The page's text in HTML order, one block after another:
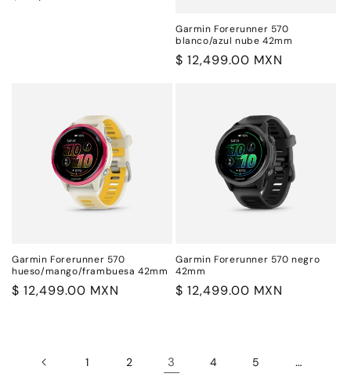
Garmin Forerunner 570
blanco/azul nube 42mm
Precio
$ 12,499.00 MXN
Garmin Forerunner 570
hueso/mango/frambuesa 42mm
Precio
$ 12,499.00 MXN
Garmin Forerunner 570 negro
42mm
Precio
$ 12,499.00 MXN
1 2 3 4 5 …